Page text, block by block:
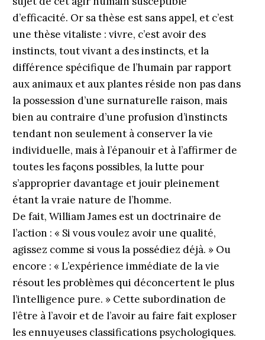
d’efficacité. Or sa thèse est sans appel, et c’est
une thèse vitaliste : vivre, c’est avoir des
instincts, tout vivant a des instincts, et la
différence spécifique de l’humain par rapport
aux animaux et aux plantes réside non pas dans
la possession d’une surnaturelle raison, mais
bien au contraire d’une profusion d’instincts
tendant non seulement à conserver la vie
individuelle, mais à l’épanouir et à l’affirmer de
toutes les façons possibles, la lutte pour
s’approprier davantage et jouir pleinement
étant la vraie nature de l’homme.
De fait, William James est un doctrinaire de
l’action : « Si vous voulez avoir une qualité,
agissez comme si vous la possédiez déjà. » Ou
encore : « L’expérience immédiate de la vie
résout les problèmes qui déconcertent le plus
l’intelligence pure. » Cette subordination de
l’être à l’avoir et de l’avoir au faire fait exploser
les ennuyeuses classifications psychologiques.